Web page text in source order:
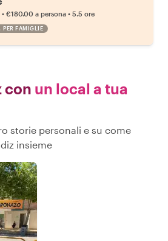
• €180.00 a persona • 5.5 ore
PER FAMIGLIE
con un local a tua
storie personali e su come
insieme